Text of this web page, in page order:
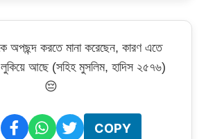
আছে (সহিহ মুসলিম, হাদিস ২৫৭৬)
😔
COPY